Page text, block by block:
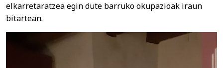
elkarretaratzea egin dute barruko okupazioak iraun
bitartean.